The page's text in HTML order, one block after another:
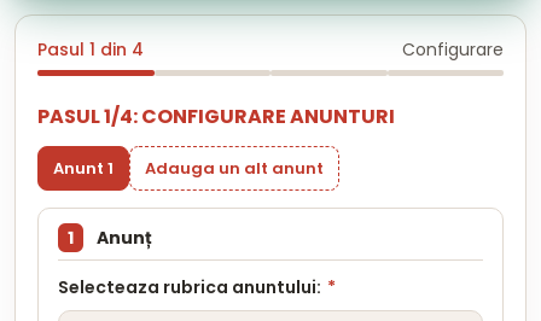
Pasul 1 din 4 Configurare
PASUL 1/4: CONFIGURARE ANUNTURI
Anunt 1 Adauga un alt anunt
1 Anunț
Selecteaza rubrica anuntului: *